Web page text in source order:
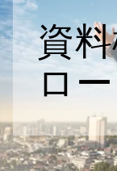
資
ロ